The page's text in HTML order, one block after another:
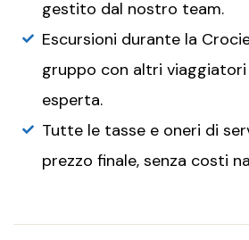
gestito dal nostro team.
Escursioni durante la
gruppo con altri
esperta.
Tutte le tasse e oneri di
prezzo finale, senza costi